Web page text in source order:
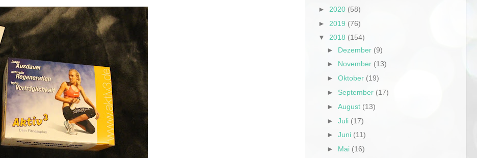
► 2020 (58)
► 2019 (76)
▼ 2018 (154)
► Dezember (9)
► November (13)
►Oktober (19)
► September (17)
►August (13)
►Juli (17)
►Juni (11)
► Mai (16)